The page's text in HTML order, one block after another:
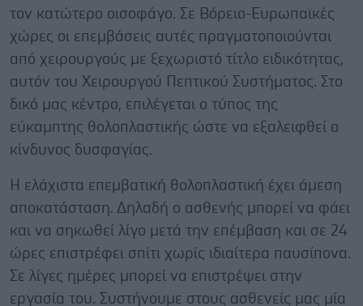
τον κατώτερο οισοφάγο. Σε Βόρειο-Ευρωπαϊκές
χώρες οι επεμβάσεις αυτές πραγματοποιούνται
από χειρουργούς με ξεχωριστό τίτλο ειδικότητας,
αυτόν του Χειρουργού Πεπτικού Συστήματος. Στο
δικό μας κέντρο, επιλέγεται ο τύπος της
εύκαμπτης θολοπλαστικής ώστε να εξαλειφθεί ο
κίνδυνος δυσφαγίας.
Η ελάχιστα επεμβατική θολοπλαστική έχει άμεση
αποκατάσταση. Δηλαδή ο ασθενής μπορεί να φάει
και να σηκωθεί λίγο μετά την επέμβαση και σε 24
ώρες επιστρέφει σπίτι χωρίς ιδιαίτερα παυσίπονα.
Σε λίγες ημέρες μπορεί να επιστρέψει στην
εργασία του. Συστήνουμε στους ασθενείς μας μία